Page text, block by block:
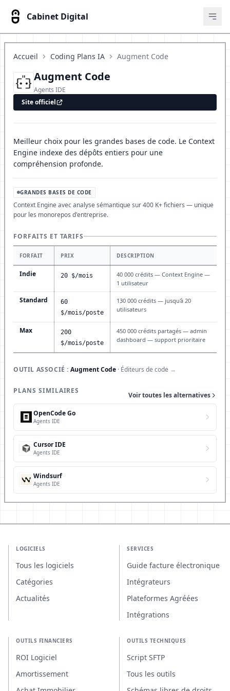
Cabinet Digital
Accueil Coding Plans IA Augment Code
Augment Code
Agents IDE
Site officiel
Meilleur choix pour les grandes bases de code. Le Context
Engine indexe des dépôts entiers pour une
compréhension profonde.
GRANDES BASES DE CODE
Context Engine avec analyse sémantique sur 400 K+ fichiers — unique
pour les monorepos d'entreprise.
FORFAITS ET TARIFS
FORFAIT PRIX DESCRIPTION
Indie 20 $/mois
40 000 crédits — Context Engine —
1 utilisateur
Standard
60
$/mois/poste
130 000 crédits — jusqu'à 20
utilisateurs
Max
200
$/mois/poste
450 000 crédits partagés — admin
dashboard — support prioritaire
OUTIL ASSOCIÉ : Augment Code · Éditeurs de code →
PLANS SIMILAIRES
Voir toutes les alternatives
OpenCode Go
Agents IDE
Cursor IDE
Agents IDE
Windsurf
Agents IDE
LOGICIELS
Tous les logiciels
Catégories
Actualités
SERVICES
Guide facture électronique
Intégrateurs
Plateformes Agréées
Intégrations
OUTILS FINANCIERS
ROI Logiciel
Amortissement
OUTILS TECHNIQUES
Script SFTP
Tous les outils